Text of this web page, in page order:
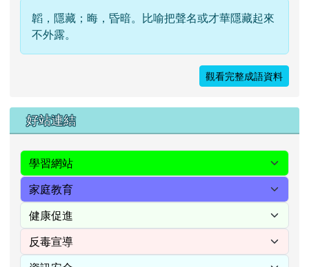
韜，隱藏；晦，昏暗。比喻把聲名或才華隱藏起來
不外露。
觀看完整成語資料
右邊區域內容
好站連結